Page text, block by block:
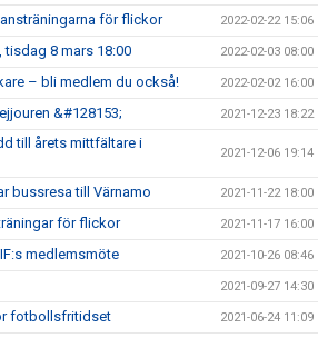
för flickor 2022-02-22 15:06
tisdag 8 mars 18:00 2022-02-03 08:00
– bli medlem du också! 2022-02-02 16:00
&#128153; 2021-12-23 18:22
till årets mittfältare i
2021-12-06 19:14
bussresa till Värnamo 2021-11-22 18:00
för flickor 2021-11-17 16:00
medlemsmöte 2021-10-26 08:46
2021-09-27 14:30
fotbollsfritidset 2021-06-24 11:09